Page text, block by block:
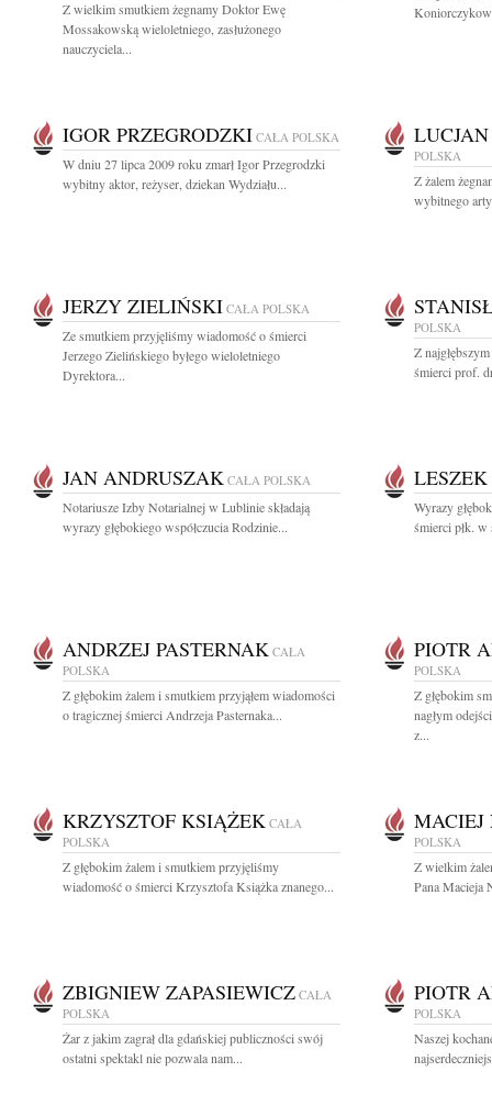
Z wielkim smutkiem żegnamy Doktor Ewę
Mossakowską wieloletniego, zasłużonego
nauczyciela...
IGOR PRZEGRODZKI CAŁA POLSKA
W dniu 27 lipca 2009 roku zmarł Igor Przegrodzki
wybitny aktor, reżyser, dziekan Wydziału...
POLSKA
Z żalem
wybitnego
JERZY ZIELIŃSKI CAŁA POLSKA
Ze smutkiem przyjęliśmy wiadomość o śmierci
Jerzego Zielińskiego byłego wieloletniego
Dyrektora...
POLSKA
Z
śmierci prof.
JAN ANDRUSZAK CAŁA POLSKA
Notariusze Izby Notarialnej w Lublinie składają
wyrazy głębokiego współczucia Rodzinie...
Wyrazy
śmierci płk. w
ANDRZEJ PASTERNAK CAŁA
POLSKA
Z głębokim żalem i smutkiem przyjąłem wiadomości
o tragicznej śmierci Andrzeja Pasternaka...
PIOTR
POLSKA
Z głębokim
nagłym
z...
KRZYSZTOF KSIĄŻEK CAŁA
POLSKA
Z głębokim żalem i smutkiem przyjęliśmy
wiadomość o śmierci Krzysztofa Książka znanego...
MACIEJ
POLSKA
Z wielkim
Pana Macieja
ZBIGNIEW ZAPASIEWICZ CAŁA
POLSKA
Żar z jakim zagrał dla gdańskiej publiczności swój
ostatni spektakl nie pozwala nam...
PIOTR
POLSKA
Naszej